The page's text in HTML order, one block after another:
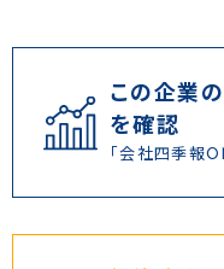
この企業
を確認
「会社四季報